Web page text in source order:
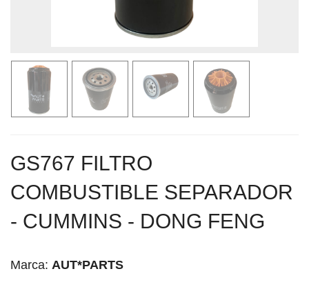
GS767 FILTRO
COMBUSTIBLE SEPARADOR
- CUMMINS - DONG FENG
Marca: AUT*PARTS